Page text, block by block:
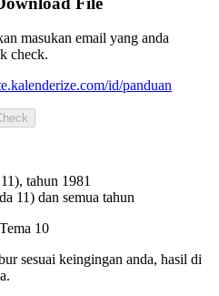
masukan email yang anda
check.
id/panduan
tahun 1981
11) dan semua tahun
Tema 10
sesuai keingingan anda, hasil di